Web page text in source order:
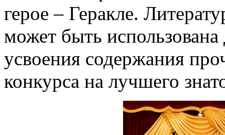
герое – Геракле.
может быть
усвоения содержания
конкурса на лучшего